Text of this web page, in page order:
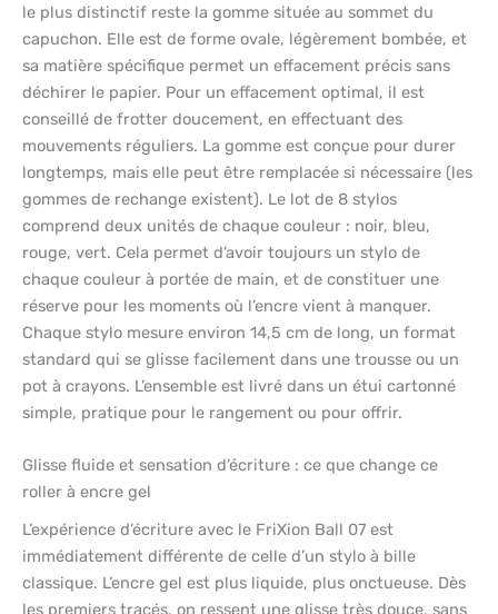
le plus distinctif reste la gomme située au sommet du
capuchon. Elle est de forme ovale, légèrement bombée, et
sa matière spécifique permet un effacement précis sans
déchirer le papier. Pour un effacement optimal, il est
conseillé de frotter doucement, en effectuant des
mouvements réguliers. La gomme est conçue pour durer
longtemps, mais elle peut être remplacée si nécessaire (les
gommes de rechange existent). Le lot de 8 stylos
comprend deux unités de chaque couleur : noir, bleu,
rouge, vert. Cela permet d’avoir toujours un stylo de
chaque couleur à portée de main, et de constituer une
réserve pour les moments où l’encre vient à manquer.
Chaque stylo mesure environ 14,5 cm de long, un format
standard qui se glisse facilement dans une trousse ou un
pot à crayons. L’ensemble est livré dans un étui cartonné
simple, pratique pour le rangement ou pour offrir.
Glisse fluide et sensation d’écriture : ce que change ce
roller à encre gel
L’expérience d’écriture avec le FriXion Ball 07 est
immédiatement différente de celle d’un stylo à bille
classique. L’encre gel est plus liquide, plus onctueuse. Dès
les premiers tracés, on ressent une glisse très douce, sans